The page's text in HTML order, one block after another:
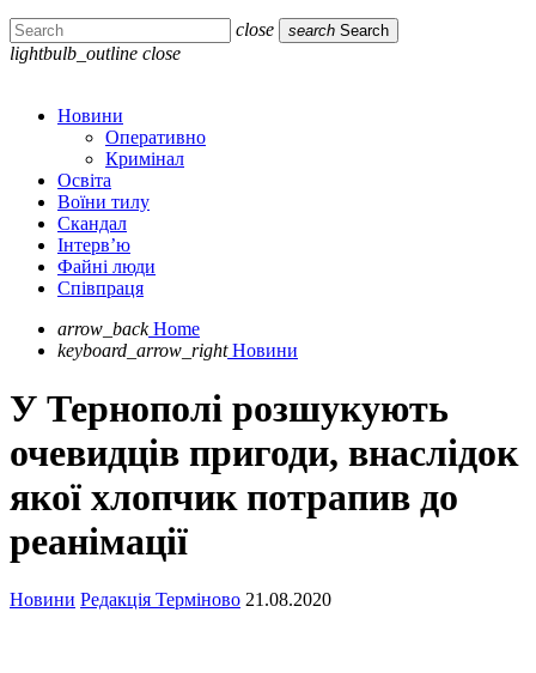
close search Search
lightbulb_outline close
Новини
Оперативно
Кримінал
Освіта
Воїни тилу
Скандал
Інтерв’ю
Файні люди
Співпраця
arrow_back Home
keyboard_arrow_right Новини
У Тернополі розшукують
очевидців пригоди, внаслідок
якої хлопчик потрапив до
реанімації
Новини Редакція Терміново 21.08.2020